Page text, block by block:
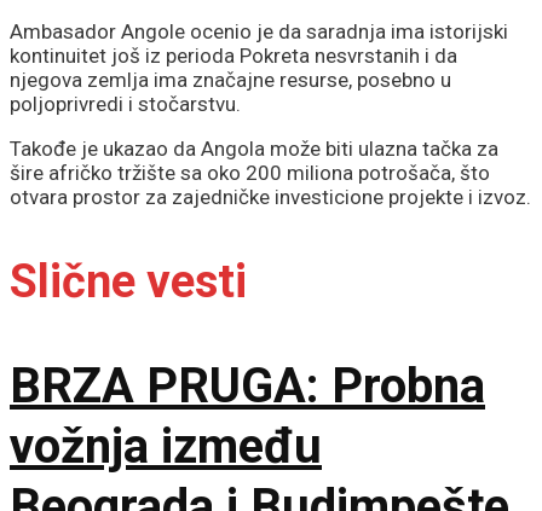
Ambasador Angole ocenio je da saradnja ima istorijski
kontinuitet još iz perioda Pokreta nesvrstanih i da
njegova zemlja ima značajne resurse, posebno u
poljoprivredi i stočarstvu.
Takođe je ukazao da Angola može biti ulazna tačka za
šire afričko tržište sa oko 200 miliona potrošača, što
otvara prostor za zajedničke investicione projekte i izvoz.
Slične vesti
BRZA PRUGA: Probna
vožnja između